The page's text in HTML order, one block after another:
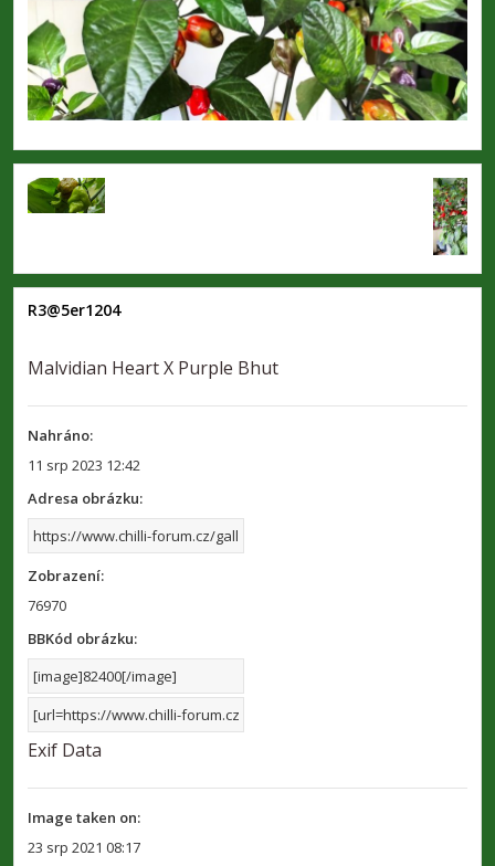
R3@5er1204
Malvidian Heart X Purple Bhut
Nahráno:
11 srp 2023 12:42
Adresa obrázku:
Zobrazení:
76970
BBKód obrázku:
Exif Data
Image taken on:
23 srp 2021 08:17